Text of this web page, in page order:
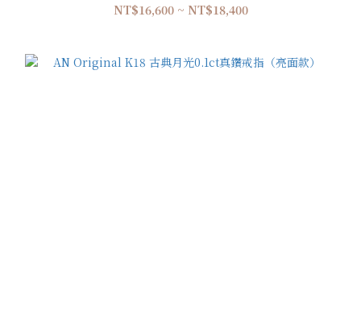
NT$16,600 ~ NT$18,400